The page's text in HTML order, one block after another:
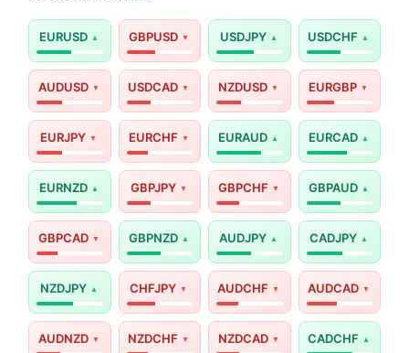
EURUSD GBPUSD USDJPY USDCHF
AUDUSD USDCAD NZDUSD EURGBP
EURJPY EURCHF EURAUD EURCAD
EURNZD GBPJPY GBPCHF GBPAUD
GBPCAD GBPNZD AUDJPY CADJPY
NZDJPY CHFJPY AUDCHF AUDCAD
AUDNZD NZDCHF NZDCAD CADCHF